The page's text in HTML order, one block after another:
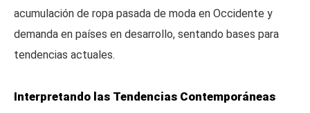
acumulación de ropa pasada de moda en Occidente y
demanda en países en desarrollo, sentando bases para
tendencias actuales.
Interpretando las Tendencias Contemporáneas